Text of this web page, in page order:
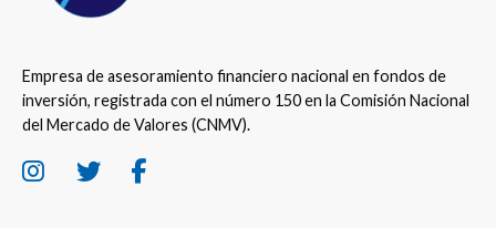
Empresa de asesoramiento financiero nacional en fondos de
inversión, registrada con el número 150 en la Comisión Nacional
del Mercado de Valores (CNMV).